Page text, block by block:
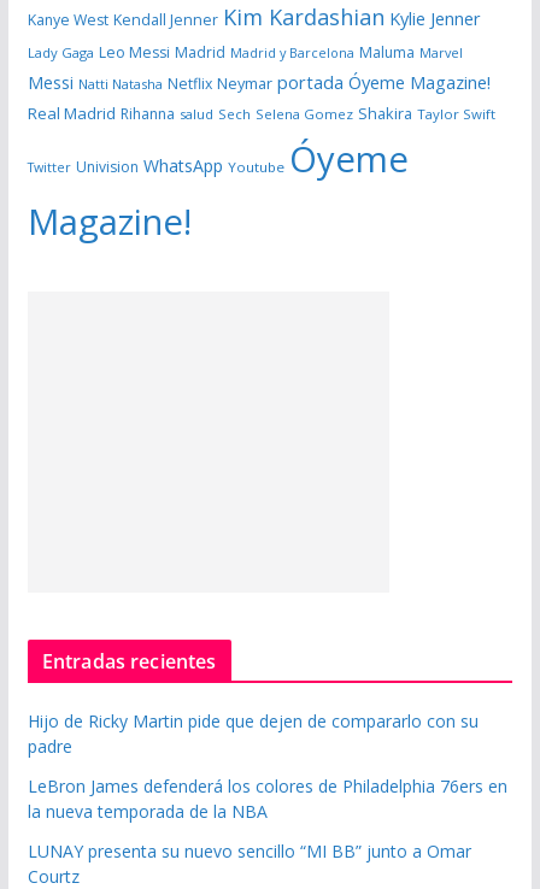
Kanye West Kendall Jenner Kim Kardashian Kylie Jenner
Lady Gaga Leo Messi Madrid Madrid y Barcelona Maluma Marvel
Messi Natti Natasha Netflix Neymar portada Óyeme Magazine!
Real Madrid Rihanna salud Sech Selena Gomez Shakira Taylor Swift
Twitter Univision WhatsApp Youtube Óyeme
Magazine!
Entradas recientes
Hijo de Ricky Martin pide que dejen de compararlo con su
padre
LeBron James defenderá los colores de Philadelphia 76ers en
la nueva temporada de la NBA
LUNAY presenta su nuevo sencillo “MI BB” junto a Omar
Courtz